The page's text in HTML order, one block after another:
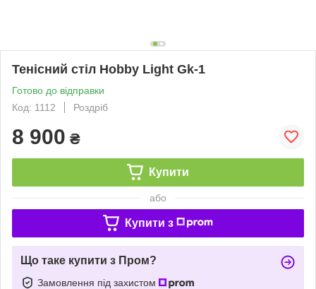
Тенісний стіл Hobby Light Gk-1
Готово до відправки
Код: 1112
Роздріб
8 900 ₴
Купити
або
Купити з
Що таке купити з Пром?
Замовлення під захистом